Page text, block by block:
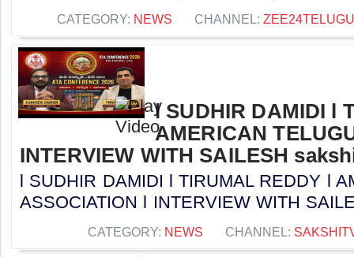
CATEGORY: NEWS CHANNEL:
l SUDHIR DAMIDI l
AMERICAN
INTERVIEW WITH SAILESH
l SUDHIR DAMIDI l TIRUMAL REDDY l
ASSOCIATION l INTERVIEW WITH
CATEGORY: NEWS CHANNEL: